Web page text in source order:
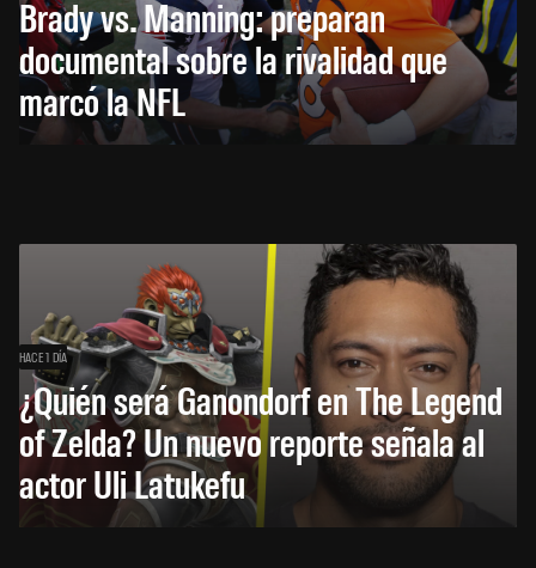
Brady vs. Manning: preparan
documental sobre la rivalidad que
marcó la NFL
HACE 1 DÍA
¿Quién será Ganondorf en The Legend
of Zelda? Un nuevo reporte señala al
actor Uli Latukefu